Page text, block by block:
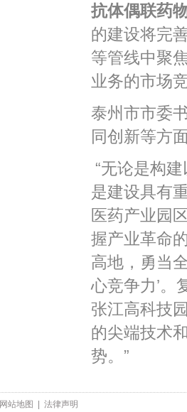
抗体偶联药
的建设将完
等管线中聚
业务的市场
泰州市市委
同创新等方
“无论是构
是建设具有
医药产业园
握产业革命
高地，勇当
心竞争力’。
张江高科技
的尖端技术
势。”
网站地图 法律声明